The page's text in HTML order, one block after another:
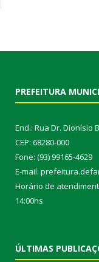
PREFEITURA
End.: Rua Dr. Dionísio
CEP: 68280-000
Fone: (93) 99165-4629
E-mail:
Horário de
14:00hs
ÚLTIMAS